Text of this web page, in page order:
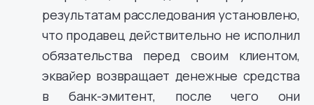
результатам расследования установлено,
что продавец действительно не исполнил
обязательства перед своим клиентом,
эквайер возвращает денежные средства
в банк-эмитент, после чего они